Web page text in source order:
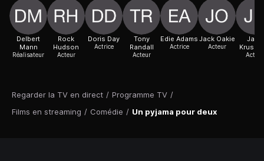
Regarder la TV en direct / Programme TV /
Films en streaming / Comédie / Un pyjama pour deux
Delbert
Mann
Réalisateur
Rock
Hudson
Acteur
Doris Day
Actrice
Tony
Randall
Acteur
Edie Adams
Actrice
Jack Oakie
Acteur
Jack
Acteur